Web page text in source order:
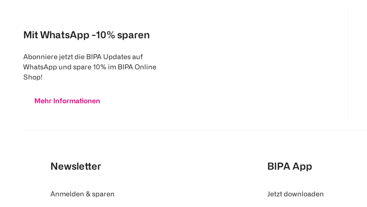
Mit WhatsApp -10% sparen
Abonniere jetzt die BIPA Updates auf
WhatsApp und spare 10% im BIPA Online
Shop!
Mehr Informationen
Newsletter
Anmelden & sparen
BIPA App
Jetzt downloaden